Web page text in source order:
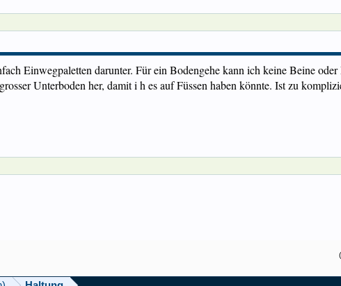
Einwegpaletten darunter. Für ein Bodengehe kann ich keine Beine
Unterboden her, damit i h es auf Füssen haben könnte. Ist zu